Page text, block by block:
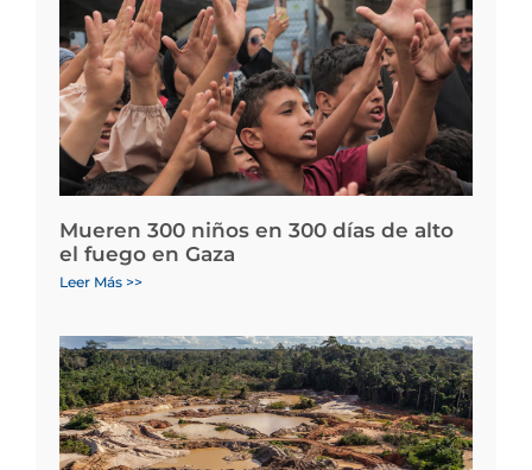
Mueren 300 niños en 300 días de alto
el fuego en Gaza
Leer Más >>